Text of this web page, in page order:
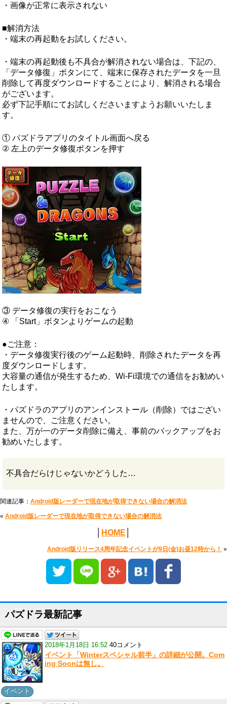
・画像が正常に表示されない
■解消方法
・端末の再起動をお試しください。
・端末の再起動後も不具合が解消されない場合は、下記の、
「データ修復」ボタンにて、端末に保存されたデータを一旦
削除して再度ダウンロードすることにより、解消される場合
がございます。
必ず下記手順にてお試しくださいますようお願いいたしま
す。
① パズドラアプリのタイトル画面へ戻る
② 左上のデータ修復ボタンを押す
③ データ修復の実行をおこなう
④ 「Start」ボタンよりゲームの起動
●ご注意：
・データ修復実行後のゲーム起動時、削除されたデータを再
度ダウンロードします。
大容量の通信が発生するため、Wi-Fi環境での通信をお勧めい
たします。
・パズドラのアプリのアンインストール（削除）ではござい
ませんので、ご注意ください。
また、万が一のデータ削除に備え、事前のバックアップをお
勧めいたします。
不具合だらけじゃないかどうした…
関連記事： Android版レーダーで現在地が取得できない場合の解消法
« Android版レーダーで現在地が取得できない場合の解消法
HOME
Android版リリース4周年記念イベントが9日(金)お昼12時から！ »
パズドラ最新記事
2018年1月18日 16:52 40コメント
イベント「Winterスペシャル前半」の詳細が公開。Com
ing Soonは無し。
イベント